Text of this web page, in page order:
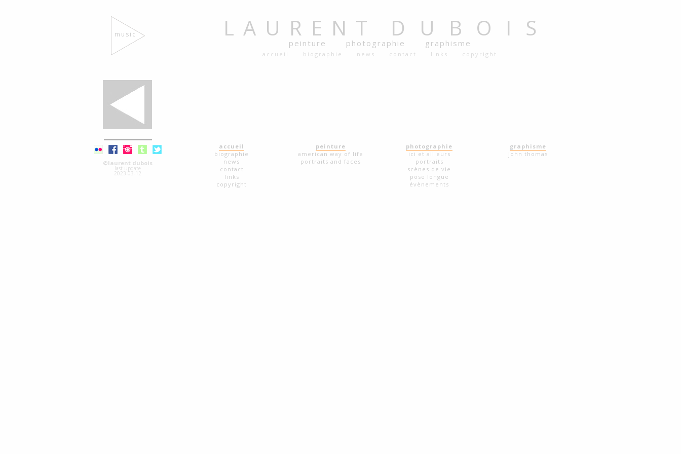
music
©laurent dubois
last update
2023-03-12
LAURENT DUBOIS
peinture photographie graphisme
accueil biographie news contact links copyright
accueil
biographie
news
contact
links
copyright
peinture
american way of life
portraits and faces
photographie
ici et ailleurs
portraits
scènes de vie
pose longue
évènements
graphisme
john thomas